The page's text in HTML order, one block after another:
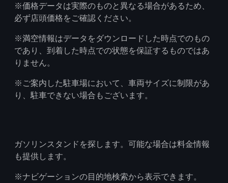
※価格データは実際のものと異なる場合があるため、
必ず店頭価格をご確認ください。
※満空情報はデータをダウンロードした時点でのもの
であり、到着した時点での状態を保証するものではあ
りません。
※ご案内した駐車場において、車両サイズに制限があ
り、駐車できない場合もございます。
ガソリンスタンドを探します。可能な場合は料金情報
も提供します。
※ナビゲーションの目的地検索から表示できます。